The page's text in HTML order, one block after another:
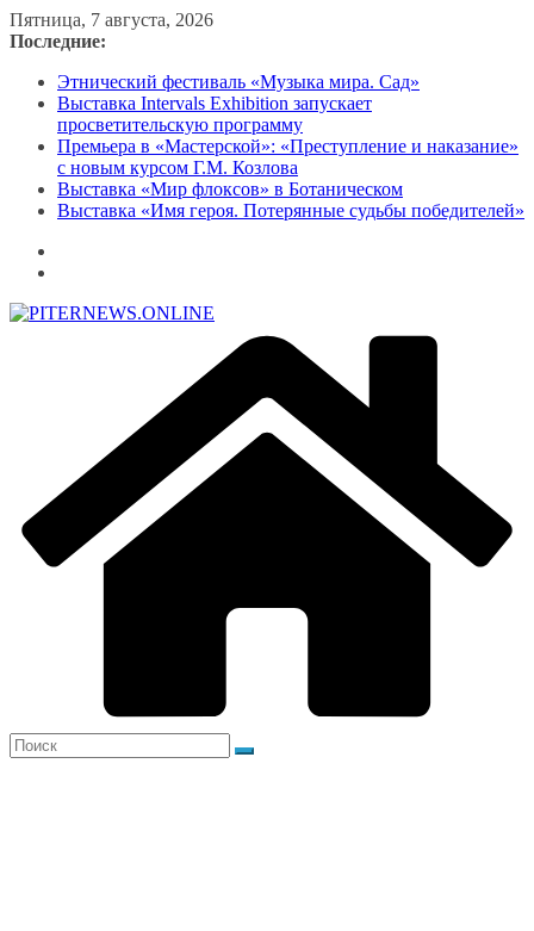
Перейти
к
Пятница, 7 августа, 2026
Последние:
Этнический фестиваль «Музыка мира. Сад»
Выставка Intervals Exhibition запускает
просветительскую программу
Премьера в «Мастерской»: «Преступление и наказание»
с новым курсом Г.М. Козлова
Выставка «Мир флоксов» в Ботаническом
Выставка «Имя героя. Потерянные судьбы победителей»